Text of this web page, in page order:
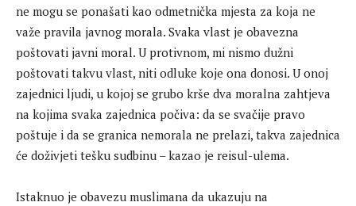
ne mogu se ponašati kao odmetnička mjesta za koja ne
važe pravila javnog morala. Svaka vlast je obavezna
poštovati javni moral. U protivnom, mi nismo dužni
poštovati takvu vlast, niti odluke koje ona donosi. U onoj
zajednici ljudi, u kojoj se grubo krše dva moralna zahtjeva
na kojima svaka zajednica počiva: da se svačije pravo
poštuje i da se granica nemorala ne prelazi, takva zajednica
će doživjeti tešku sudbinu – kazao je reisul-ulema.
Istaknuo je obavezu muslimana da ukazuju na